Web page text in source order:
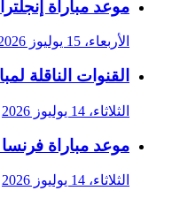
موعد مباراة
الأربعاء، 15 يوليوز 2026
القنوات الناقلة
الثلاثاء، 14 يوليوز 2026
موعد مباراة فرنسا
الثلاثاء، 14 يوليوز 2026